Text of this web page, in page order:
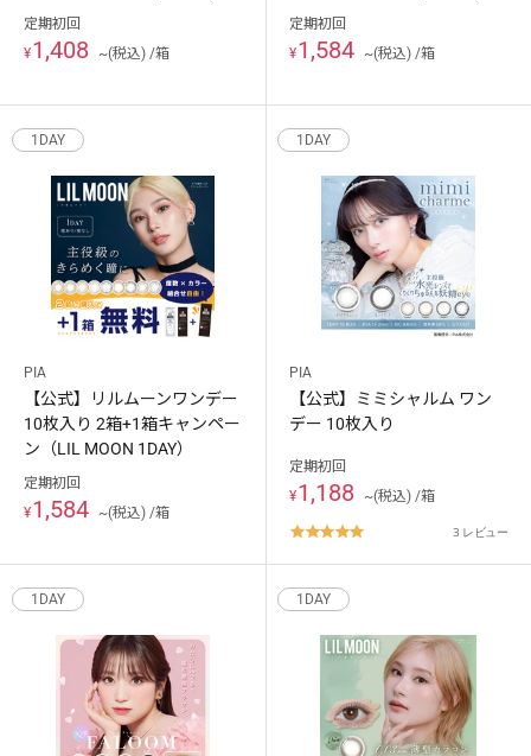
ご利用ありがとうございました。
次回のご利用をお待ちしております。
キャンセル ログアウトする
定期初回
¥1,408 ~(税込) /箱
定期初回
¥1,584 ~(税込) /箱
1DAY
PIA
【公式】リルムーンワンデー
10枚入り 2箱+1箱キャンペー
ン（LIL MOON 1DAY）
定期初回
¥1,584 ~(税込) /箱
1DAY
PIA
【公式】ミミシャルム ワン
デー 10枚入り
定期初回
¥1,188 ~(税込) /箱
5.0
rating
3 レビュー
1DAY 1DAY